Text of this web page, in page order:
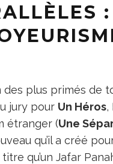
des plus primés de
jury pour Un Héros,
étranger (Une
qu’il a créé
qu’un Jafar